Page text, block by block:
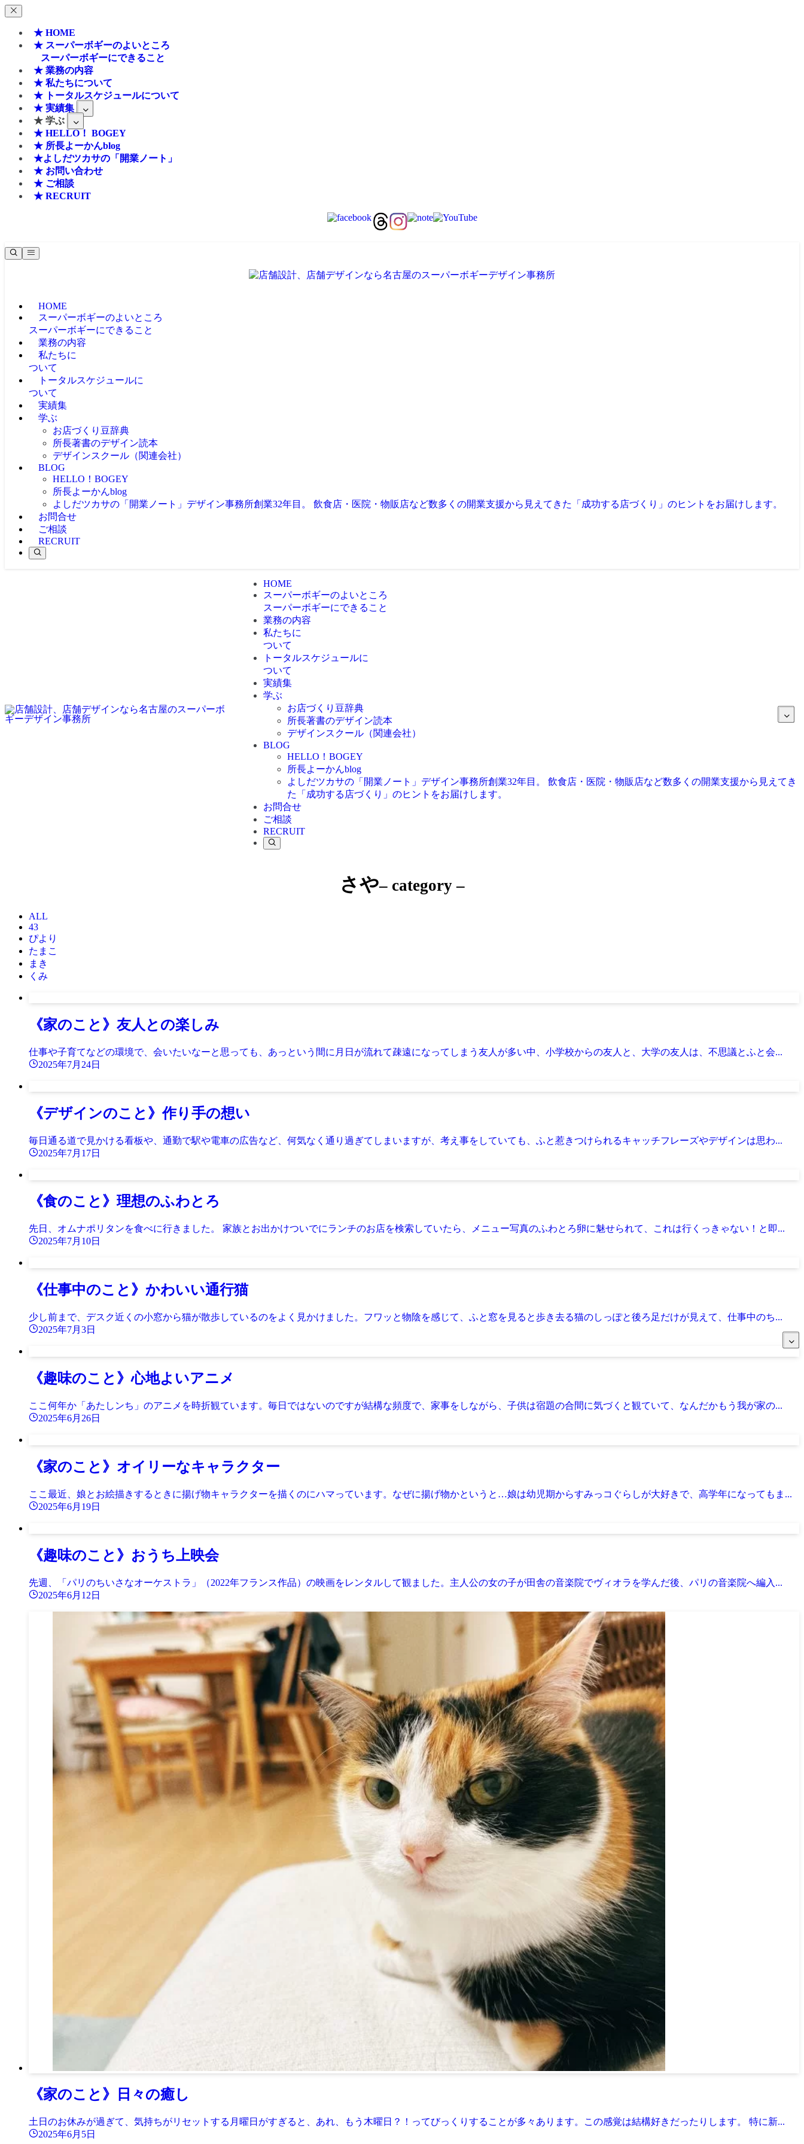
★ HOME
★ スーパーボギーのよいところ
スーパーボギーにできること
★ 業務の内容
★ 私たちについて
★ トータルスケジュールについて
★ 実績集
★ 学ぶ
★ HELLO！ BOGEY
★ 所長よーかんblog
★よしだツカサの「開業ノート」
★ お問い合わせ
★ ご相談
★ RECRUIT
HOME
スーパーボギーのよいところ
スーパーボギーにできること
業務の内容
私たちに
ついて
トータルスケジュールに
ついて
実績集
学ぶ
お店づくり豆辞典
所長著書のデザイン読本
デザインスクール（関連会社）
BLOG
HELLO！BOGEY
所長よーかんblog
よしだツカサの「開業ノート」 デザイン事務所創業32年目。 飲食店・医院・物販店など数多くの開業支援から見えてきた「成功する店づくり」のヒントをお届けします。
お問合せ
ご相談
RECRUIT
HOME
スーパーボギーのよいところ
スーパーボギーにできること
業務の内容
私たちに
ついて
トータルスケジュールに
ついて
実績集
学ぶ
お店づくり豆辞典
所長著書のデザイン読本
デザインスクール（関連会社）
BLOG
HELLO！BOGEY
所長よーかんblog
よしだツカサの「開業ノート」 デザイン事務所創業32年目。 飲食店・医院・物販店など数多くの開業支援から見えてき
た「成功する店づくり」のヒントをお届けします。
お問合せ
ご相談
RECRUIT
さや– category –
ALL
43
ぴより
たまこ
まき
くみ
《家のこと》友人との楽しみ
仕事や子育てなどの環境で、会いたいなーと思っても、あっという間に月日が流れて疎遠になってしまう友人が多い中、小学校からの友人と、大学の友人は、不思議とふと会...
2025年7月24日
《デザインのこと》作り手の想い
毎日通る道で見かける看板や、通勤で駅や電車の広告など、何気なく通り過ぎてしまいますが、考え事をしていても、ふと惹きつけられるキャッチフレーズやデザインは思わ...
2025年7月17日
《食のこと》理想のふわとろ
先日、オムナポリタンを食べに行きました。 家族とお出かけついでにランチのお店を検索していたら、メニュー写真のふわとろ卵に魅せられて、これは行くっきゃない！と即...
2025年7月10日
《仕事中のこと》かわいい通行猫
少し前まで、デスク近くの小窓から猫が散歩しているのをよく見かけました。フワッと物陰を感じて、ふと窓を見ると歩き去る猫のしっぽと後ろ足だけが見えて、仕事中のち...
2025年7月3日
《趣味のこと》心地よいアニメ
ここ何年か「あたしンち」のアニメを時折観ています。毎日ではないのですが結構な頻度で、家事をしながら、子供は宿題の合間に気づくと観ていて、なんだかもう我が家の...
2025年6月26日
《家のこと》オイリーなキャラクター
ここ最近、娘とお絵描きするときに揚げ物キャラクターを描くのにハマっています。なぜに揚げ物かというと…娘は幼児期からすみっコぐらしが大好きで、高学年になってもま...
2025年6月19日
《趣味のこと》おうち上映会
先週、「パリのちいさなオーケストラ」（2022年フランス作品）の映画をレンタルして観ました。主人公の女の子が田舎の音楽院でヴィオラを学んだ後、パリの音楽院へ編入...
2025年6月12日
《家のこと》日々の癒し
土日のお休みが過ぎて、気持ちがリセットする月曜日がすぎると、あれ、もう木曜日？！ってびっくりすることが多々あります。この感覚は結構好きだったりします。 特に新...
2025年6月5日